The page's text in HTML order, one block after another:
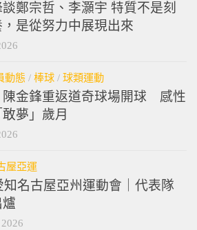
談鄭宗哲、李灝宇 特質不是刻
是從努力中展現出來
動態 / 棒球 / 球類運動
陳金鋒重返道奇球場開球 感性
夢」歲月
屋亞運
知名古屋亞州運動會｜代表隊